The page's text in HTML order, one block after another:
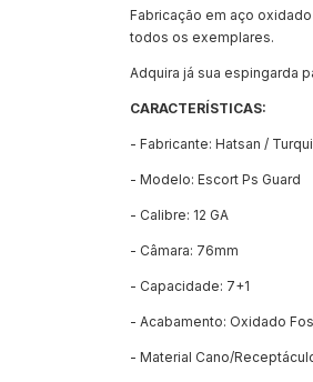
Fabricação em aço
todos os exemplares.
Adquira já sua espingarda
CARACTERÍSTICAS:
- Fabricante: Hatsan /
- Modelo: Escort Ps Guard
- Calibre: 12 GA
- Câmara: 76mm
- Capacidade: 7+1
- Acabamento: Oxidado
- Material Cano/